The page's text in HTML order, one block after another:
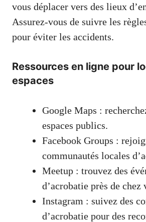
vous déplacer vers des lieux
Assurez-vous de suivre les
pour éviter les accidents.
Ressources en ligne pour
espaces
Google Maps :
espaces publics.
Facebook Groups :
communautés locales
Meetup : trouvez des
d’acrobatie près de chez
Instagram : suivez des
d’acrobatie pour des